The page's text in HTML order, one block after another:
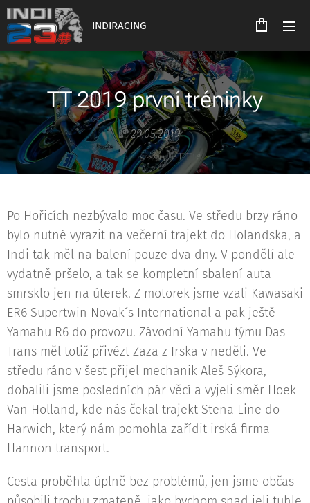
INDIRACING
TT 2019 první tréninky
29.05.2019
Po Hořicích nezbývalo moc času. Ve středu brzy ráno
bylo nutné vyrazit na večerní trajekt do Holandska, a
Indi tak měl na balení pouze dva dny. V pondělí ale
vydatně pršelo, a tak se kompletní sbalení auta
smrsklo jen na úterek. Z motorek jsme vzali Kawasaki
ER6 Supertwin Novak´s International a pak ještě
Yamahu R6 do provozu. Závodní Yamahu týmu Das
Trans měl totiž přivézt Zaza z Irska v neděli. Ve
středu ráno v šest přijel mechanik Aleš Sýkora,
dobalili jsme posledních pár věcí a vyjeli směr Hoek
Van Holland, kde nás čekal trajekt Stena Line do
Harwich, který nám pomohla zařídit irská firma
Hannon transport.
Cesta proběhla úplně bez problémů, jen jsme občas